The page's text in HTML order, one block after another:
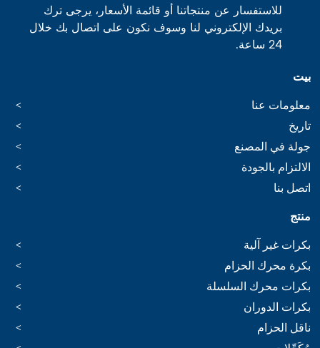
للاستفسار عن منتجاتنا أو قائمة الأسعار، يرجى ترك
بريدك الإلكتروني لنا وسوف نكون على اتصال بك خلال
24 ساعة.
بيت
معلومات عنا
تاريخ
جولة في المصنع
الالتزام بالجودة
اتصل بنا
منتج
بكرات غير آلية
بكرة محرك الحزام
بكرات محرك السلسلة
بكرات الدوران
ناقل الحزام